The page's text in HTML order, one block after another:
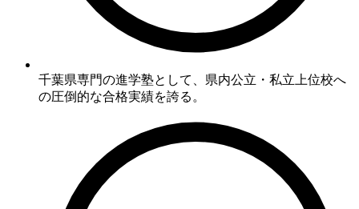
千葉県専門の進学塾として、県内公立・私立上位校へ
の圧倒的な合格実績を誇る。